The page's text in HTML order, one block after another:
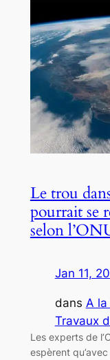
Le trou
pourrait se
selon
Jan 11,
dans A la
Travaux
Les experts de
espèrent